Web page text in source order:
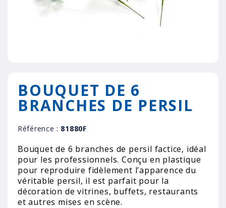
BOUQUET DE 6
BRANCHES DE PERSIL
Référence : 81880F
Bouquet de 6 branches de persil factice, idéal
pour les professionnels. Conçu en plastique
pour reproduire fidèlement l’apparence du
véritable persil, il est parfait pour la
décoration de vitrines, buffets, restaurants
et autres mises en scène.